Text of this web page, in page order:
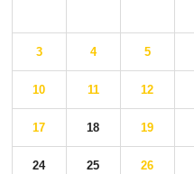
3 4 5
10 11 12
17 18 19
24 25 26